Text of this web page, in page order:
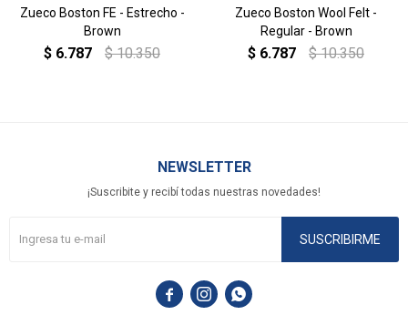
Zueco Boston FE - Estrecho -
Brown
$ 6.787 $ 10.350
Zueco Boston Wool Felt -
Regular - Brown
$ 6.787 $ 10.350
NEWSLETTER
¡Suscribite y recibí todas nuestras novedades!
SUSCRIBIRME
  